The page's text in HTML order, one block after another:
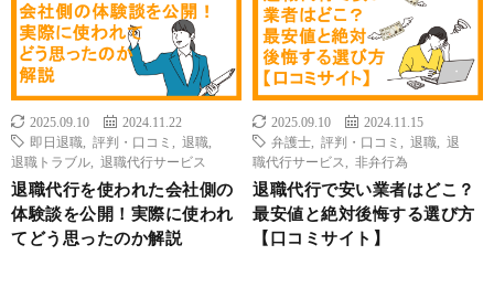
2025.09.10
2024.11.22
即日退職
評判・口コミ 退職
退職トラブル
退職代行サービス
退職代行を使われた会社側の
体験談を公開！実際に使われ
てどう思ったのか解説
2025.09.10
2024.11.15
弁護士
評判・口コミ 退職
退
職代行サービス
非弁行為
退職代行で安い業者はどこ？
最安値と絶対後悔する選び方
【口コミサイト】